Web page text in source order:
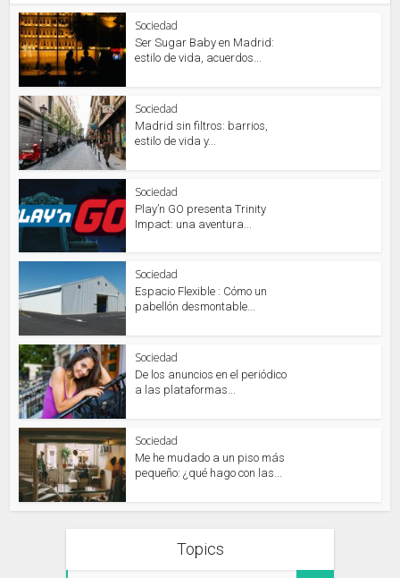
Sociedad
Ser Sugar Baby en Madrid:
estilo de vida, acuerdos...
Sociedad
Madrid sin filtros: barrios,
estilo de vida y...
Sociedad
Play’n GO presenta Trinity
Impact: una aventura...
Sociedad
Espacio Flexible : Cómo un
pabellón desmontable...
Sociedad
De los anuncios en el periódico
a las plataformas...
Sociedad
Me he mudado a un piso más
pequeño: ¿qué hago con las...
Topics